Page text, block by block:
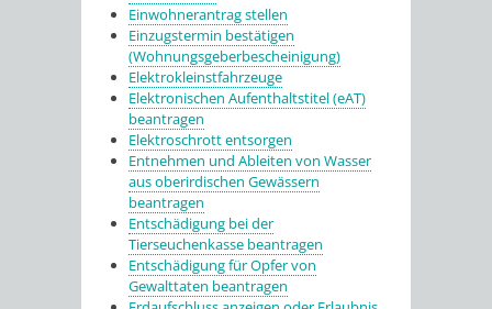
Einwohnerantrag stellen
Einzugstermin bestätigen
(Wohnungsgeberbescheinigung)
Elektrokleinstfahrzeuge
Elektronischen Aufenthaltstitel (eAT)
beantragen
Elektroschrott entsorgen
Entnehmen und Ableiten von Wasser
aus oberirdischen Gewässern
beantragen
Entschädigung bei der
Tierseuchenkasse beantragen
Entschädigung für Opfer von
Gewalttaten beantragen